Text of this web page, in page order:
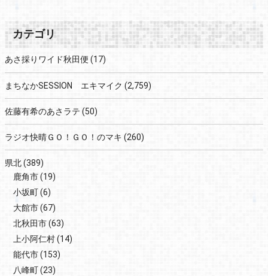
カテゴリ
あさ採りワイド秋田便 (17)
まちなかSESSION エキマイク (2,759)
佐藤有希のあさラテ (50)
ラジオ快晴ＧＯ！ＧＯ！のマキ (260)
県北(389)
鹿角市(19)
小坂町(6)
大館市(67)
北秋田市(63)
上小阿仁村(14)
能代市(153)
八峰町(23)